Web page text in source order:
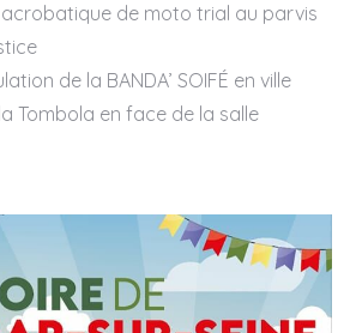
acrobatique de moto trial au parvis
de la BANDA’ SOIFÉ en ville
Tombola en face de la salle